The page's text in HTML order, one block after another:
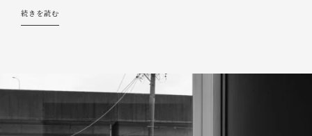
続きを読む